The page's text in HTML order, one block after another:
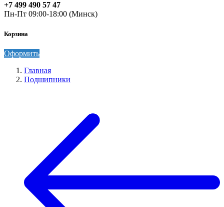
+7 499 490 57 47
Пн-Пт 09:00-18:00 (Минск)
Корзина
Оформить
Главная
Подшипники